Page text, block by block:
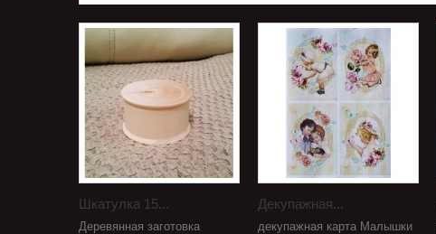
Шкатулка 15...
Деревянная заготовка
Декупажная...
декупажная карта Малышки